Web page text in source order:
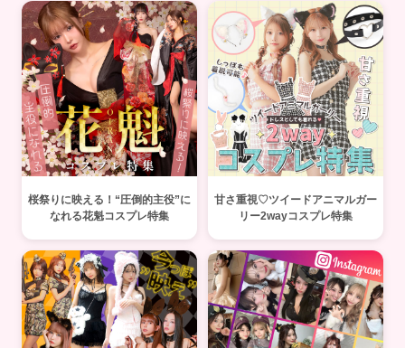
桜祭りに映える！“圧倒的主役”に
なれる花魁コスプレ特集
甘さ重視♡ツイードアニマルガー
リー2wayコスプレ特集